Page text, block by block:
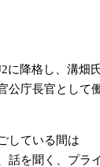
に降格し、溝畑
公庁長官として
している間は
話を聞く、プラ